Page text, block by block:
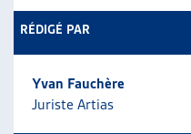
GUIDE SOCIAL ROMAND
AUTRES
L’ASSOCIATION
PROJETS ET ACTIVITÉS
JOURNÉES D’AUTOMNE
RÉDIGÉ PAR
Yvan Fauchère
Juriste Artias